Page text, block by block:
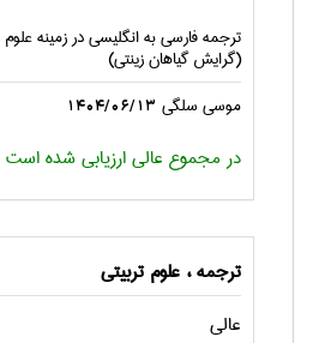
ترجمه فارسی به انگليسی در زمینه
(گرايش گياهان زينتي)
موسي سلگي 1404/06/13
در مجموع عالی ارزیابی شده است
ترجمه ، علوم تربيتی
عالی